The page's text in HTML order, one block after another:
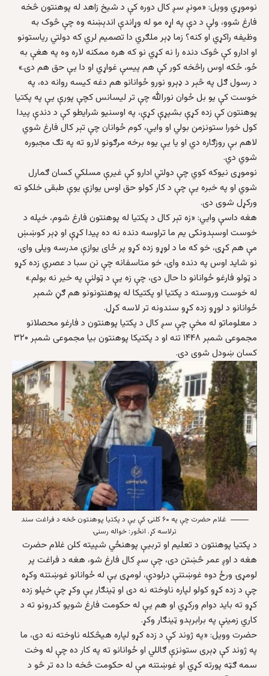
نوموړي وويل: «مونږ سږ کال دوره کې د شيخ زاهد له پوهنتون څخه
فارغ شوو، ولې د دې په اړه مو له وړاندې اندېښنه وه چې څوک به
وظيفه راکړي او کنه؟ زما ډېر ملګري دا تصميم لري که دولتي رياستونو
او ادارو کې څوک دنده را نه کړي نو که هره ممکنه لاره وه په هغې به
ځو، ځکه اوس راڅخه کور کې هم پيسې غواړي او دا يې حق هم دی.»
د رسول ګل په څېر د ډېرو نورو ځوانانو هم دغه کيسه روانه ده، په
خوست کې يو بل ځوان نورالله چې تر ليسانس کچې پورې يې په پکتيا
پوهنتون کې زده کړې بشپړې کړې، په اوسنيو شرايطو کې د دندې پيدا
کول خورا ستونزمن بولي او وايي، کوم ځوانان چې تېر کال فارغ شوي
لاهم بې روزګاره دي او يا يې يوه برخه مرګونو لارو ته په تګ مجبوره
شوي دي.
نوموړی نيوکه کوي چې دولتي ادارو کې غیرې مسلکي کسان ګمارل
شوي او په خبره يې چې د کار کولو حق اوس يوازې يوې طبقی خلکو ته
ورکړل شوی دی.
هغه داسې وايي: «زه تېر کال د پکتيا له پوهنتون فارغ شوم، خپله د
خوست اوسېدونکی یم ما تراوسه دنده نه ده پیدا کړې او ډېر کوښښ
مې هم کړی، خو که ما د لوړو زده کړو پر ځای يوازې مدرسه ويلی وای،
نو شايد اوس په دنده وای، خو متاسفانه چې نن سبا د عصري زده کړو
د ټولو فارغو ځوانانو دا حال دی، چې زه يې د ټولنې په خیر نه بولم.»
له خوست وروسته د پکتيا او پکتيکا له پوهنتونونو هم ګڼ شمېر
ځوانانو د لوړو زده کړو سندونه تر لاسه کړل.
د معلوماتو له مخې چې سږ کال د پکتيا پوهنتون د فارغو محصلانو
مجموعی شمېر ۱۴۴۸ تنه او د پکتيکا پوهنتون بيا مجموعی شمېر ۳۲۰
کسان ښودل شوی دی.
غلام حضرت چې په ۶۰ کلنۍ کې یې د پکتیا پوهنتون څخه د فراغت سند
ترلاسه کړ. انځور: خواله رسنۍ
د پکتيا پوهنتون د تعليم او تربيې پوهنځي شپيته کلن غلام حضرت
هغه د اوږ عمر څښتن دی، چې سږ کال فارغ شو، هغه د فراغت پر
لومړۍ ورځ دوه غوښتنې درلودې، لومړی يې له ځوانانو غوښتنه وکړه
چې د زده کړو کولو لپاره ناوخته نه دی او ټينګار يې وکړ چې خپلو زده
کړو ته بايد دوام ورکړي او هم يې له حکومت فارغ شويو کدرونو ته د
کاري زمينې په برابرېدو ټينګار وکړ.
حضرت وويل: «په ژوند کې د زده کړو لپاره هيڅکله ناوخته نه دی، ما
په ژوند کې ډېری ستونزې ګاللي او ځوانانو ته په کار ده چې له وخت
سمه ګټه پورته کړي او غوښتنه مې له حکومت څخه دا ده تر څو د